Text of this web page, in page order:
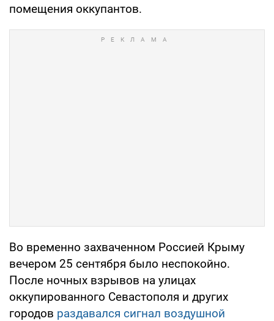
помещения оккупантов.
Во временно захваченном Россией Крыму
вечером 25 сентября было неспокойно.
После ночных взрывов на улицах
оккупированного Севастополя и других
городов раздавался сигнал воздушной